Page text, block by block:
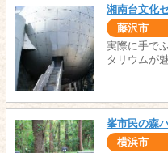
湘南台文化
藤沢市
実際に手で
タリウムが魅
峯市民の森
横浜市